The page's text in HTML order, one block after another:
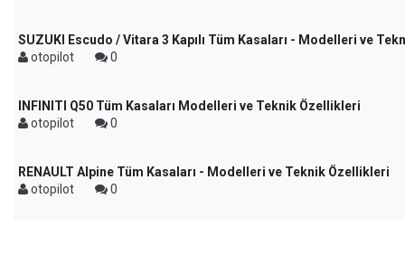
SUZUKI Escudo / Vitara 3 Kapılı Tüm Kasaları - Modelleri ve
otopilot
0
INFINITI Q50 Tüm Kasaları Modelleri ve Teknik Özellikleri
otopilot
0
RENAULT Alpine Tüm Kasaları - Modelleri ve Teknik Özellikleri
otopilot
0